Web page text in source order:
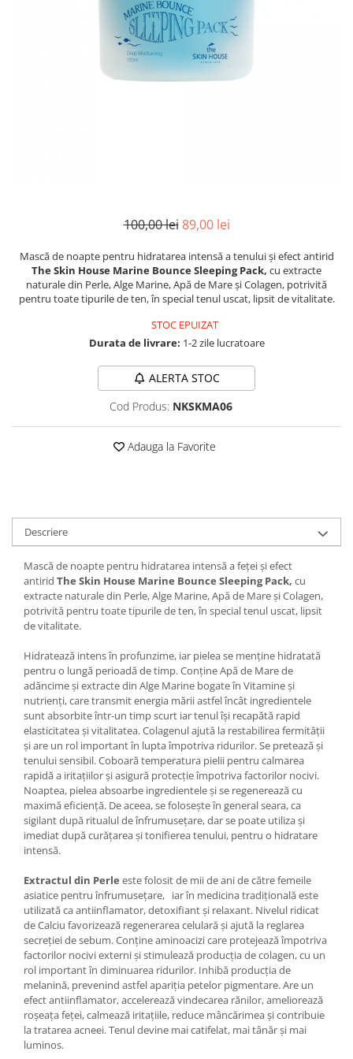
100,00 lei 89,00 lei
Mască de noapte pentru hidratarea intensă a tenului și efect antirid
The Skin House Marine Bounce Sleeping Pack, cu extracte
naturale din Perle, Alge Marine, Apă de Mare și Colagen, potrivită
pentru toate tipurile de ten, în special tenul uscat, lipsit de vitalitate.
STOC EPUIZAT
Durata de livrare: 1-2 zile lucratoare
ALERTA STOC
Cod Produs: NKSKMA06
Adauga la Favorite
Descriere
Mască de noapte pentru hidratarea intensă a feței și efect
antirid The Skin House Marine Bounce Sleeping Pack, cu
extracte naturale din Perle, Alge Marine, Apă de Mare și Colagen,
potrivită pentru toate tipurile de ten, în special tenul uscat, lipsit
de vitalitate.
Hidratează intens în profunzime, iar pielea se menține hidratată
pentru o lungă perioadă de timp. Conține Apă de Mare de
adăncime și extracte din Alge Marine bogate în Vitamine și
nutrienți, care transmit energia mării astfel încât ingredientele
sunt absorbite într-un timp scurt iar tenul își recapătă rapid
elasticitatea și vitalitatea. Colagenul ajută la restabilirea fermității
și are un rol important în lupta împotriva ridurilor. Se pretează și
tenului sensibil. Coboară temperatura pielii pentru calmarea
rapidă a iritațiilor și asigură protecție împotriva factorilor nocivi.
Noaptea, pielea absoarbe ingredientele și se regenerează cu
maximă eficiență. De aceea, se folosește în general seara, ca
sigilant după ritualul de înfrumusețare, dar se poate utiliza și
imediat după curățarea și tonifierea tenului, pentru o hidratare
intensă.
Extractul din Perle este folosit de mii de ani de către femeile
asiatice pentru înfrumusețare, iar în medicina tradițională este
utilizată ca antiinflamator, detoxifiant și relaxant. Nivelul ridicat
de Calciu favorizează regenerarea celulară și ajută la reglarea
secreției de sebum. Conține aminoacizi care protejează împotriva
factorilor nocivi externi și stimulează producția de colagen, cu un
rol important în diminuarea ridurilor. Inhibă producția de
melanină, prevenind astfel apariția petelor pigmentare. Are un
efect antiinflamator, accelerează vindecarea rănilor, ameliorează
roșeața feței, calmează iritațiile, reduce mâncărimea și contribuie
la tratarea acneei. Tenul devine mai catifelat, mai tânăr și mai
luminos.